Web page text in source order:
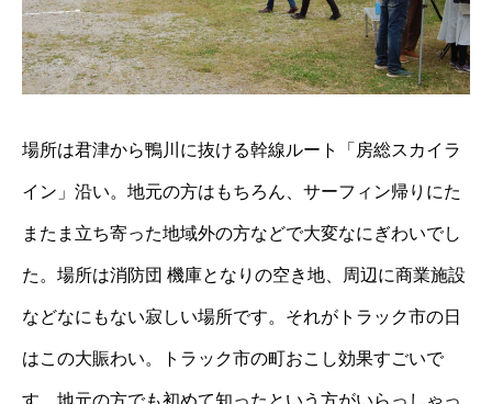
場所は君津から鴨川に抜ける幹線ルート「房総スカイラ
イン」沿い。地元の方はもちろん、サーフィン帰りにた
またま立ち寄った地域外の方などで大変なにぎわいでし
た。場所は消防団 機庫となりの空き地、周辺に商業施設
などなにもない寂しい場所です。それがトラック市の日
はこの大賑わい。トラック市の町おこし効果すごいで